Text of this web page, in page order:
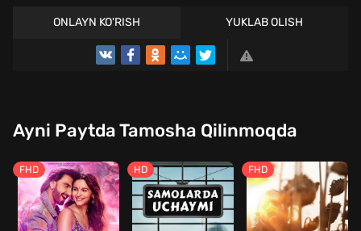
ONLAYN KO'RISH YUKLAB OLISH
Ayni Paytda Tamosha Qilinmoqda
FHD HD FHD